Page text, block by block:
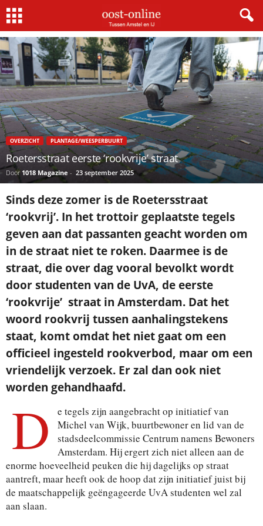
Home Roetersstraat eerste ‘rookvrije’ straat
OVERZICHT PLANTAGE/WEESPERBUURT
Roetersstraat eerste ‘rookvrije’ straat
Door 1018 Magazine - 23 september 2025
Sinds deze zomer is de Roetersstraat
‘rookvrij’. In het trottoir geplaatste tegels
geven aan dat passanten geacht worden om
in de straat niet te roken. Daarmee is de
straat, die over dag vooral bevolkt wordt
door studenten van de UvA, de eerste
‘rookvrije’ straat in Amsterdam. Dat het
woord rookvrij tussen aanhalingstekens
staat, komt omdat het niet gaat om een
officieel ingesteld rookverbod, maar om een
vriendelijk verzoek. Er zal dan ook niet
worden gehandhaafd.
D
e tegels zijn aangebracht op initiatief van
Michel van Wijk, buurtbewoner en lid van de
stadsdeelcommissie Centrum namens Bewoners
Amsterdam. Hij ergert zich niet alleen aan de
enorme hoeveelheid peuken die hij dagelijks op straat
aantreft, maar heeft ook de hoop dat zijn initiatief juist bij
de maatschappelijk geëngageerde UvA studenten wel zal
aan slaan.